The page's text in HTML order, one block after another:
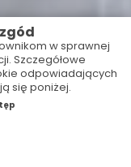
w sprawnej
Szczegółowe
odpowiadających
się poniżej.